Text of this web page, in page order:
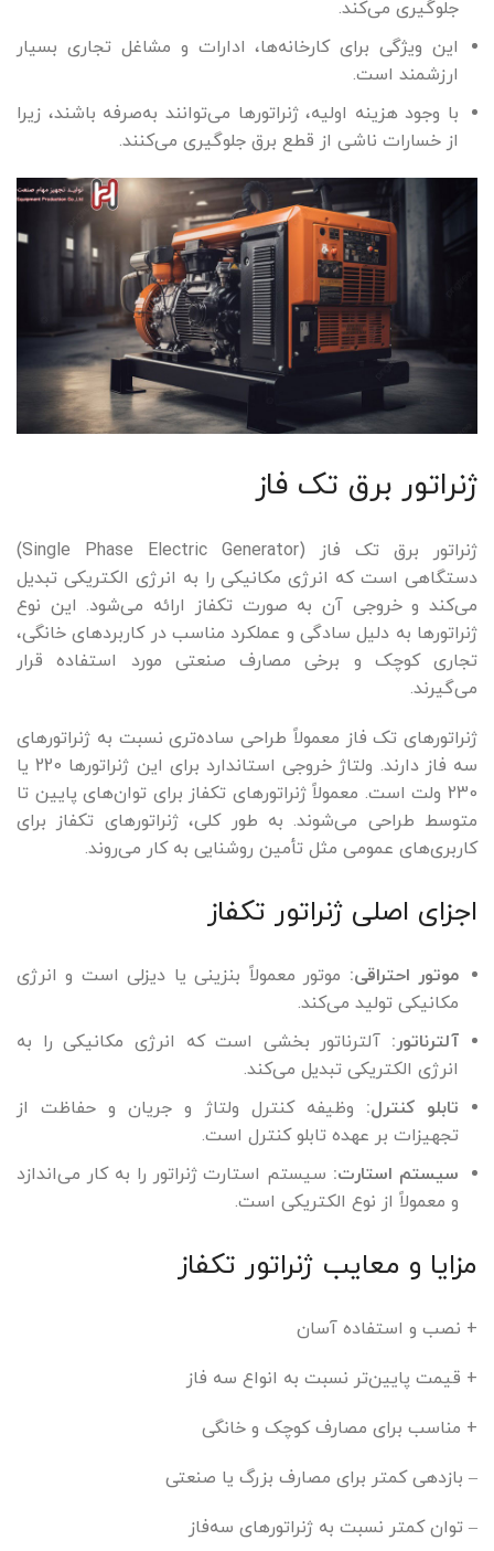
جلوگیری می‌کند.
این ویژگی برای کارخانه‌ها، ادارات و مشاغل تجاری بسیار
ارزشمند است.
با وجود هزینه اولیه، ژنراتورها می‌توانند به‌صرفه باشند، زیرا
از خسارات ناشی از قطع برق جلوگیری می‌کنند.
ژنراتور برق تک فاز
ژنراتور برق تک فاز (Single Phase Electric Generator)
دستگاهی است که انرژی مکانیکی را به انرژی الکتریکی تبدیل
می‌کند و خروجی آن به صورت تکفاز ارائه می‌شود. این نوع
ژنراتورها به دلیل سادگی و عملکرد مناسب در کاربردهای خانگی،
تجاری کوچک و برخی مصارف صنعتی مورد استفاده قرار
می‌گیرند.
ژنراتورهای تک فاز معمولاً طراحی ساده‌تری نسبت به ژنراتورهای
سه فاز دارند. ولتاژ خروجی استاندارد برای این ژنراتورها 220 یا
230 ولت است. معمولاً ژنراتورهای تکفاز برای توان‌های پایین تا
متوسط طراحی می‌شوند. به طور کلی، ژنراتورهای تکفاز برای
کاربری‌های عمومی مثل تأمین روشنایی به کار می‌روند.
اجزای اصلی ژنراتور تکفاز
موتور احتراقی: موتور معمولاً بنزینی یا دیزلی است و انرژی
مکانیکی تولید می‌کند.
آلترناتور: آلترناتور بخشی است که انرژی مکانیکی را به
انرژی الکتریکی تبدیل می‌کند.
تابلو کنترل: وظیفه کنترل ولتاژ و جریان و حفاظت از
تجهیزات بر عهده تابلو کنترل است.
سیستم استارت: سیستم استارت ژنراتور را به کار می‌اندازد
و معمولاً از نوع الکتریکی است.
مزایا و معایب ژنراتور تکفاز
+ نصب و استفاده آسان
+ قیمت پایین‌تر نسبت به انواع سه فاز
+ مناسب برای مصارف کوچک و خانگی
– بازدهی کمتر برای مصارف بزرگ یا صنعتی
– توان کمتر نسبت به ژنراتورهای سه‌فاز